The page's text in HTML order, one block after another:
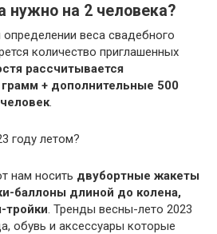
нужно на 2 человека?
веса свадебного
количество приглашенных
рассчитывается
+ дополнительные 500
году летом?
нам носить двубортные жакеты
баллоны длиной до колена,
тройки . Тренды весны-лето 2023
обувь и аксессуары которые